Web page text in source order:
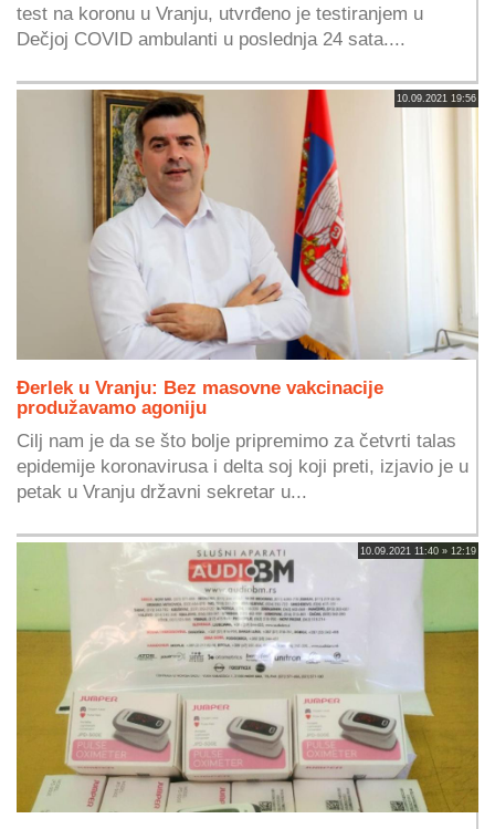
test na koronu u Vranju, utvrđeno je testiranjem u
Dečjoj COVID ambulanti u poslednja 24 sata....
10.09.2021 19:56
Đerlek u Vranju: Bez masovne vakcinacije
produžavamo agoniju
Cilj nam je da se što bolje pripremimo za četvrti talas
epidemije koronavirusa i delta soj koji preti, izjavio je u
petak u Vranju državni sekretar u...
10.09.2021 11:40 » 12:19